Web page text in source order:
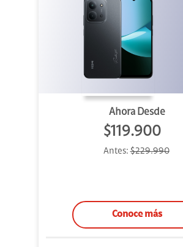
Ahora Desde
$119.900
Antes:$229.990
Conoce más